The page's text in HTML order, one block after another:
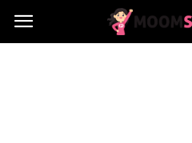
MoomSpace.pl